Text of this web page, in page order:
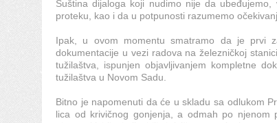
Suština dijaloga koji nudimo nije da
proteku, kao i da u potpunosti razumemo
Ipak, u ovom momentu smatramo da je prvi
dokumentacije u vezi radova na železničkoj
tužilaštva, ispunjen objavljivanjem kompletne
tužilaštva u Novom Sadu.
Bitno je napomenuti da će u skladu sa odlukom
lica od krivičnog gonjenja, a odmah po njenom